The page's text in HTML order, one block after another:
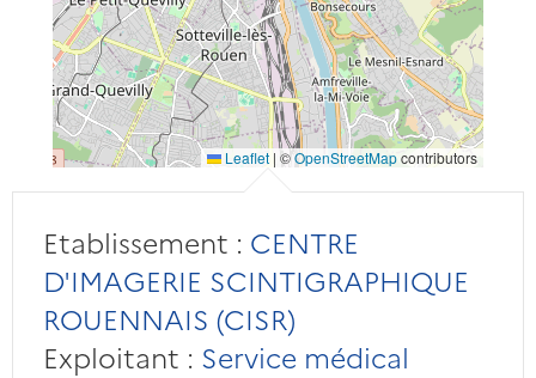
Leaflet | ©OpenStreetMapcontributors
Etablissement : CENTRE
D'IMAGERIE SCINTIGRAPHIQUE
ROUENNAIS (CISR)
Exploitant : Service médical